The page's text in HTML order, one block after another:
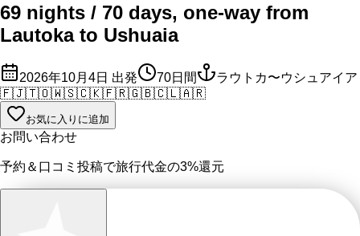
69 nights / 70 days, one-way from
Lautoka to Ushuaia
2026年10月4日 出発 70日間
ラウトカ〜ウシュアイア
🇫🇯🇹🇴🇼🇸🇨🇰🇫🇷🇬🇧🇨🇱🇦🇷
お気に入りに追加
お問い合わせ
予約＆口コミ投稿で旅行代金の3%還元